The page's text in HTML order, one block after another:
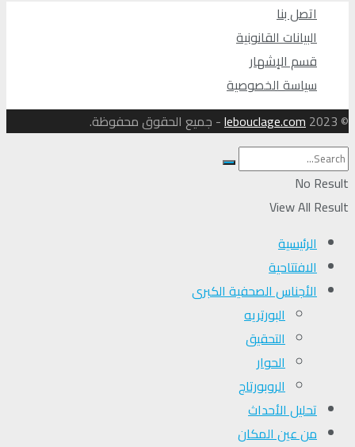
اتصل بنا
البيانات القانونية
قسم الإشهار
سياسة الخصوصية
© 2023
lebouclage.com- جميع الحقوق محفوظة.
No Result
View All Result
الرئيسية
الافتتاحية
الأجناس الصحفية الكبرى
البورتريه
التحقیق
الحوار
الروبورتاج
تحلیل الأحداث
من عين المكان